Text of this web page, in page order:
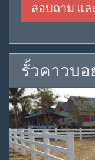
สอบถาม แล
รั้วคาวบอ